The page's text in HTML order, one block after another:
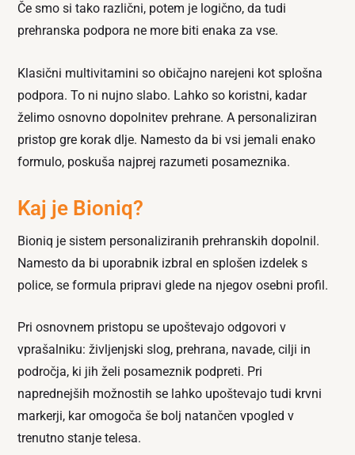
Če smo si tako različni, potem je logično, da tudi
prehranska podpora ne more biti enaka za vse.
Klasični multivitamini so običajno narejeni kot splošna
podpora. To ni nujno slabo. Lahko so koristni, kadar
želimo osnovno dopolnitev prehrane. A personaliziran
pristop gre korak dlje. Namesto da bi vsi jemali enako
formulo, poskuša najprej razumeti posameznika.
Kaj je Bioniq?
Bioniq je sistem personaliziranih prehranskih dopolnil.
Namesto da bi uporabnik izbral en splošen izdelek s
police, se formula pripravi glede na njegov osebni profil.
Pri osnovnem pristopu se upoštevajo odgovori v
vprašalniku: življenjski slog, prehrana, navade, cilji in
področja, ki jih želi posameznik podpreti. Pri
naprednejših možnostih se lahko upoštevajo tudi krvni
markerji, kar omogoča še bolj natančen vpogled v
trenutno stanje telesa.